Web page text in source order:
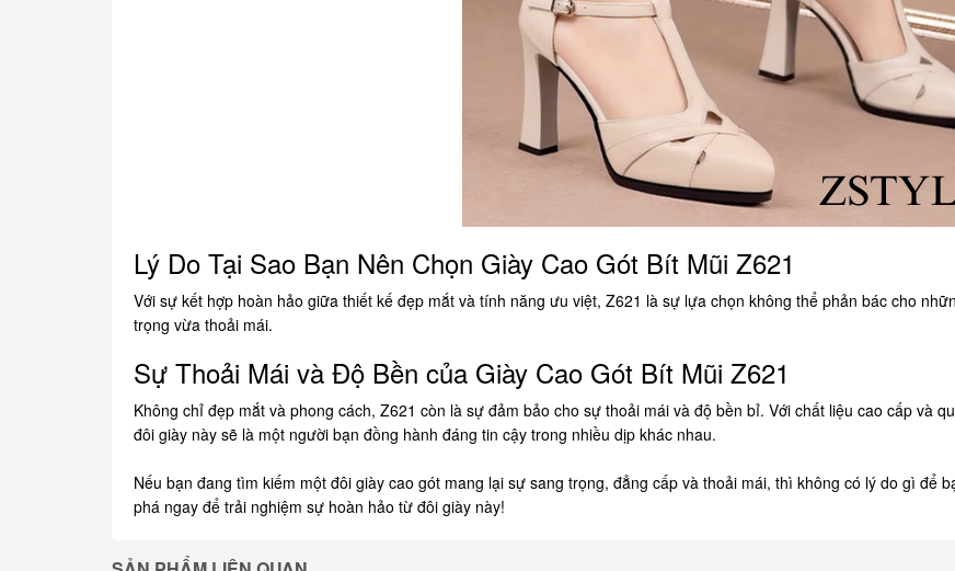
Lý Do Tại Sao Bạn Nên Chọn Giày Cao Gót Bít Mũi Z621
Với sự kết hợp hoàn hảo giữa thiết kế đẹp mắt và tính năng ưu việt, Z621 là sự lựa chọn không thể phản bác cho
trọng vừa thoải mái.
Sự Thoải Mái và Độ Bền của Giày Cao Gót Bít Mũi Z621
Không chỉ đẹp mắt và phong cách, Z621 còn là sự đảm bảo cho sự thoải mái và độ bền bỉ. Với chất liệu cao cấp và
đôi giày này sẽ là một người bạn đồng hành đáng tin cậy trong nhiều dịp khác nhau.
Nếu bạn đang tìm kiếm một đôi giày cao gót mang lại sự sang trọng, đẳng cấp và thoải mái, thì không có lý do gì để
phá ngay để trải nghiệm sự hoàn hảo từ đôi giày này!